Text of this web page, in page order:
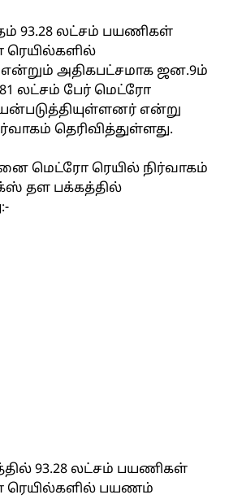
93.28 லட்சம் பயணிகள்
அதிகபட்சமாக ஜன.9ம்
லட்சம் பேர் மெட்ரோ
என்று
தெரிவித்துள்ளது.
மெட்ரோ ரெயில் நிர்வாகம்
தள பக்கத்தில்
93.28 லட்சம் பயணிகள்
பயணம்